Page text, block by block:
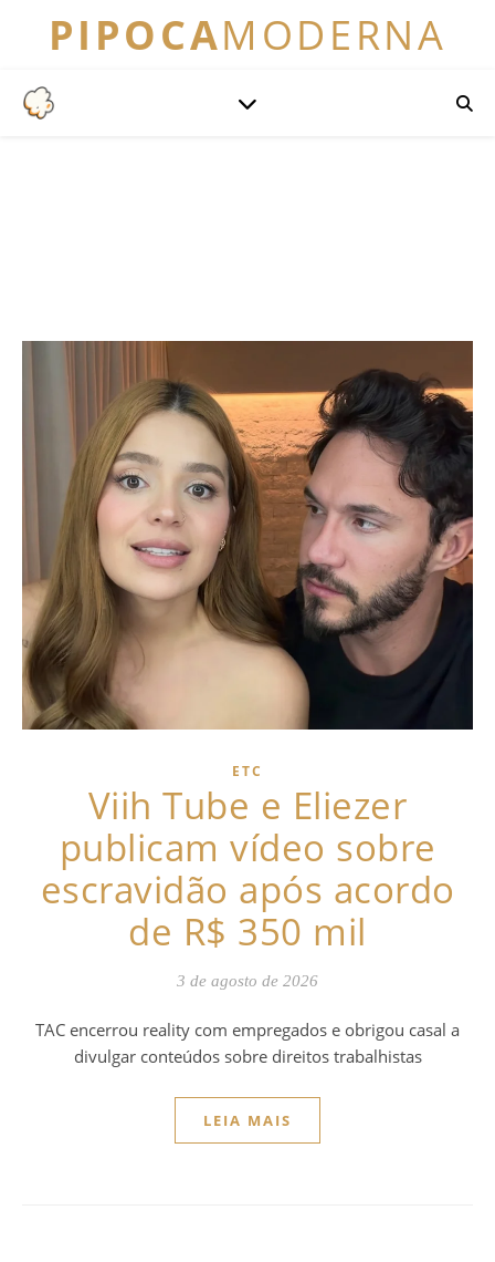
PIPOCAMODERNA
ETC
Viih Tube e Eliezer
publicam vídeo sobre
escravidão após acordo
de R$ 350 mil
3 de agosto de 2026
TAC encerrou reality com empregados e obrigou casal a
divulgar conteúdos sobre direitos trabalhistas
LEIA MAIS